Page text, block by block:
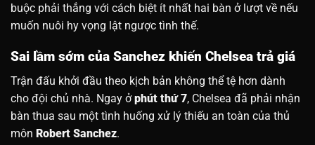
buộc phải thắng với cách biệt ít nhất hai bàn ở lượt về nếu
muốn nuôi hy vọng lật ngược tình thế.
Sai lầm sớm của Sanchez khiến Chelsea trả giá
Trận đấu khởi đầu theo kịch bản không thể tệ hơn dành
cho đội chủ nhà. Ngay ởphút thứ 7, Chelsea đã phải nhận
bàn thua sau một tình huống xử lý thiếu an toàn của thủ
môn Robert Sanchez.